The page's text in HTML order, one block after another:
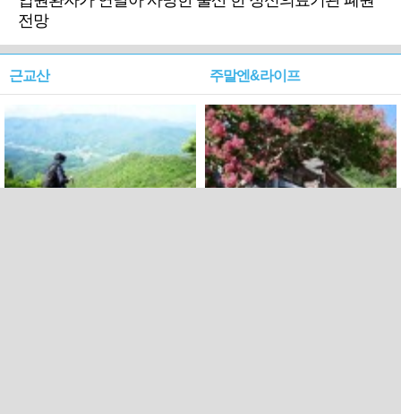
전망
근교산 주말엔&라이프